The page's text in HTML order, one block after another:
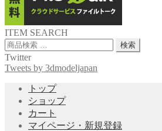
ITEM SEARCH
検
索
対
検索
Twitter
Tweets by 3dmodeljapan
トップ
ショップ
カート
マイページ・新規登録